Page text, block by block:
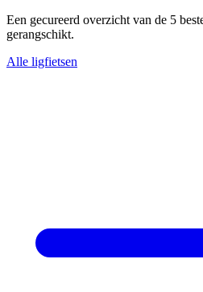
Een gecureerd overzicht van de 5
gerangschikt.
Alle ligfietsen